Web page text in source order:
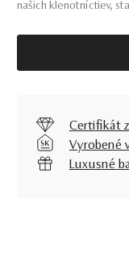
našich klenotníctiev,
Certifikát
Vyrobené
Luxusné